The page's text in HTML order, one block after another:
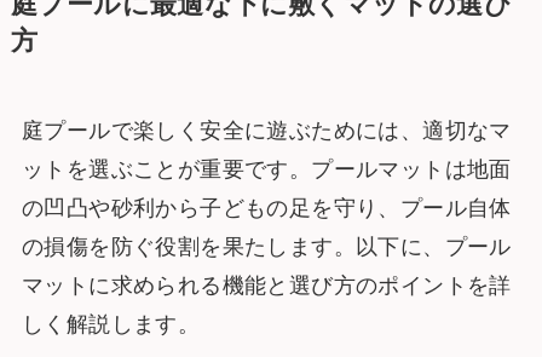
方
庭プールで楽しく安全に遊ぶためには、適切なマ
ットを選ぶことが重要です。プールマットは地面
の凹凸や砂利から子どもの足を守り、プール自体
の損傷を防ぐ役割を果たします。以下に、プール
マットに求められる機能と選び方のポイントを詳
しく解説します。